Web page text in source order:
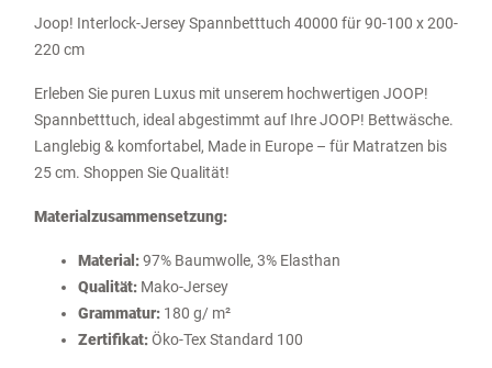
Joop! Interlock-Jersey Spannbetttuch 40000 für 90-100 x 200-
220 cm
Erleben Sie puren Luxus mit unserem hochwertigen JOOP!
Spannbetttuch, ideal abgestimmt auf Ihre JOOP! Bettwäsche.
Langlebig & komfortabel, Made in Europe – für Matratzen bis
25 cm. Shoppen Sie Qualität!
Materialzusammensetzung:
Material:97% Baumwolle, 3% Elasthan
Qualität: Mako-Jersey
Grammatur: 180 g/ m²
Zertifikat:Öko-Tex Standard 100